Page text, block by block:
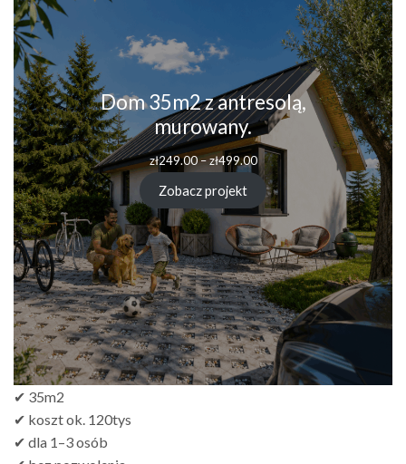
Dom 35m2 z antresolą,
murowany.
zł249.00–zł499.00Zakres
cen:
od
zł249.00
do
zł499.00
Zobacz projekt
✔ 35m2
✔ koszt ok. 120tys
✔ dla 1–3 osób